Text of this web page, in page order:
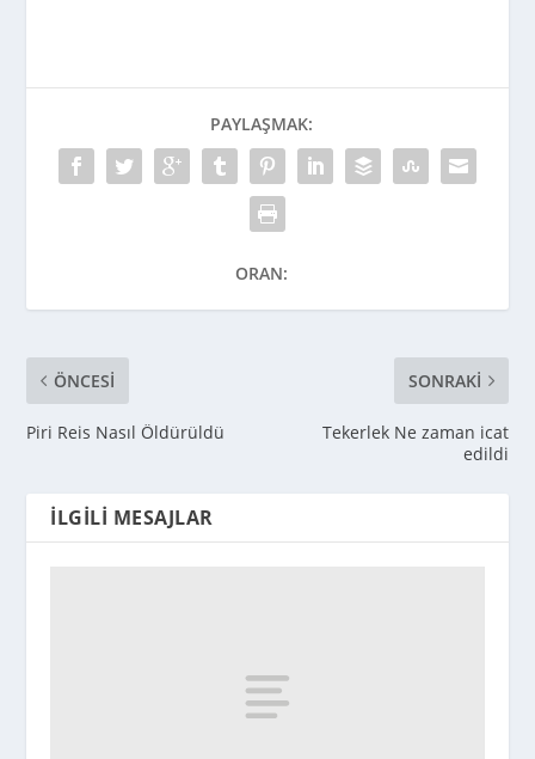
PAYLAŞMAK:
ORAN:
ÖNCESI
Piri Reis Nasıl Öldürüldü
SONRAKI
Tekerlek Ne zaman icat
edildi
İLGILI MESAJLAR